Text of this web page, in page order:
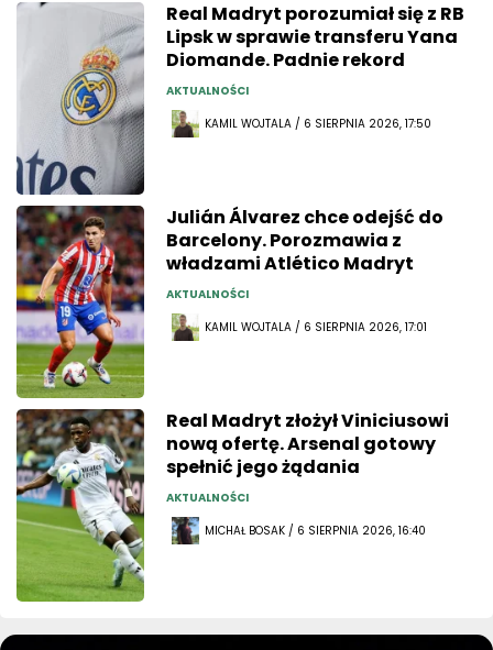
Real Madryt porozumiał się z RB
Lipsk w sprawie transferu Yana
Diomande. Padnie rekord
AKTUALNOŚCI
KAMIL WOJTALA / 6 SIERPNIA 2026, 17:50
Julián Álvarez chce odejść do
Barcelony. Porozmawia z
władzami Atlético Madryt
AKTUALNOŚCI
KAMIL WOJTALA / 6 SIERPNIA 2026, 17:01
Real Madryt złożył Viniciusowi
nową ofertę. Arsenal gotowy
spełnić jego żądania
AKTUALNOŚCI
MICHAŁ BOSAK / 6 SIERPNIA 2026, 16:40